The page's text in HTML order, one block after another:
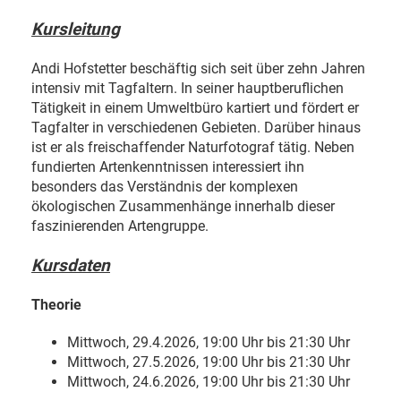
Kursleitung
Andi Hofstetter beschäftig sich seit über zehn Jahren
intensiv mit Tagfaltern. In seiner hauptberuflichen
Tätigkeit in einem Umweltbüro kartiert und fördert er
Tagfalter in verschiedenen Gebieten. Darüber hinaus
ist er als freischaffender Naturfotograf tätig. Neben
fundierten Artenkenntnissen interessiert ihn
besonders das Verständnis der komplexen
ökologischen Zusammenhänge innerhalb dieser
faszinierenden Artengruppe.
Kursdaten
Theorie
Mittwoch, 29.4.2026, 19:00 Uhr bis 21:30 Uhr
Mittwoch, 27.5.2026, 19:00 Uhr bis 21:30 Uhr
Mittwoch, 24.6.2026, 19:00 Uhr bis 21:30 Uhr